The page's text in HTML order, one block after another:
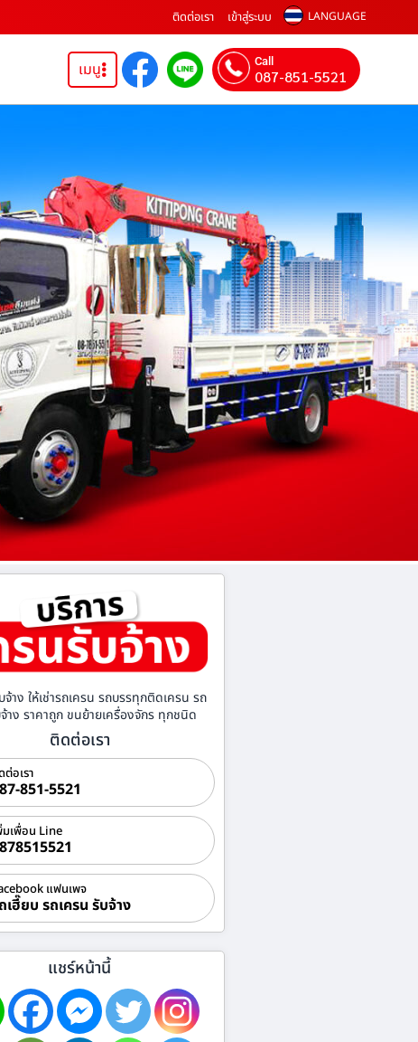
ติดต่อเรา เข้าสู่ระบบ LANGUAGE
เมนู Call
087-851-5521
จ้าง ให้เช่ารถเครน รถบรรทุกติดเครน รถ
าง ราคาถูก ขนย้ายเครื่องจักร ทุกชนิด
ติดต่อเรา
ต่อเรา
851-5521
มเพื่อน Line
แฟนเพจ
เฮี๊ยบ รถเครน รับจ้าง
แชร์หน้านี้